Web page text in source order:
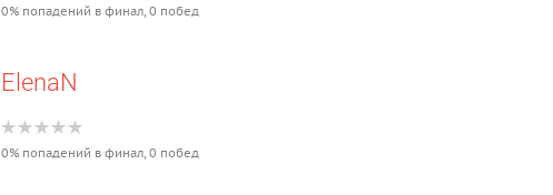
0% попадений в финал, 0 побед
ElenaN
0% попадений в финал, 0 побед